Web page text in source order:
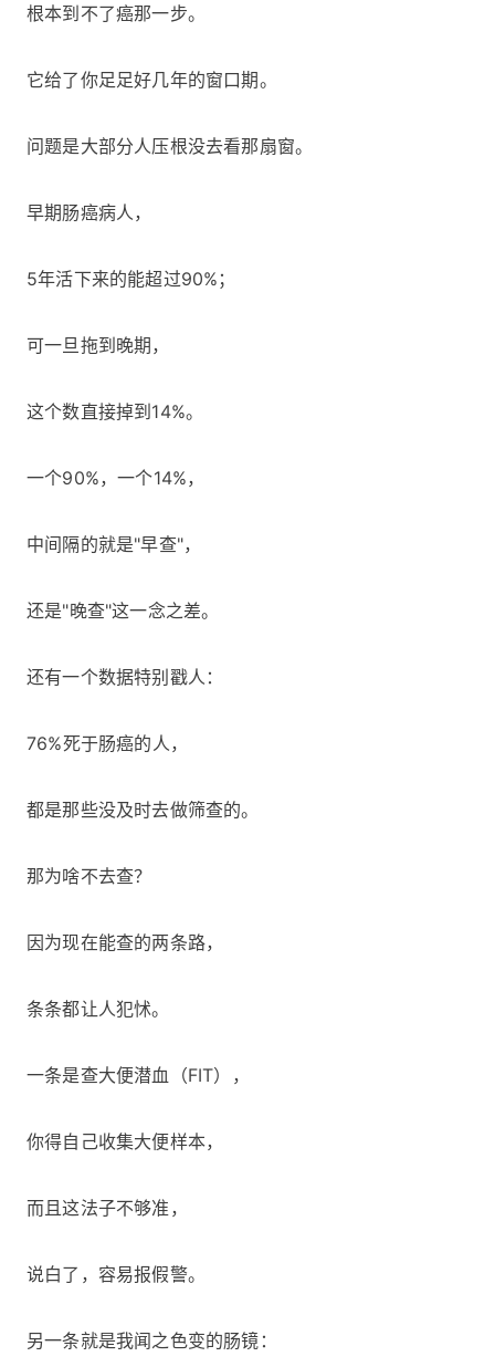
根本到不了癌那一步。
它给了你足足好几年的窗口期。
问题是大部分人压根没去看那扇窗。
早期肠癌病人，
5年活下来的能超过90%；
可一旦拖到晚期，
这个数直接掉到14%。
一个90%，一个14%，
中间隔的就是"早查"，
还是"晚查"这一念之差。
还有一个数据特别戳人：
76%死于肠癌的人，
都是那些没及时去做筛查的。
那为啥不去查？
因为现在能查的两条路，
条条都让人犯怵。
一条是查大便潜血（FIT），
你得自己收集大便样本，
而且这法子不够准，
说白了，容易报假警。
另一条就是我闻之色变的肠镜：